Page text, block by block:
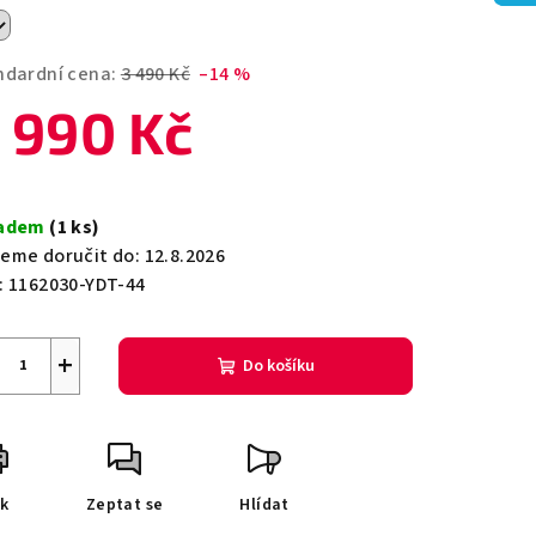
cena: 3 490 Kč –14 %
990 Kč
(1 ks)
doručit do: 12.8.2026
1162030-YDT-44
+ Do košíku
Zeptat se Hlídat